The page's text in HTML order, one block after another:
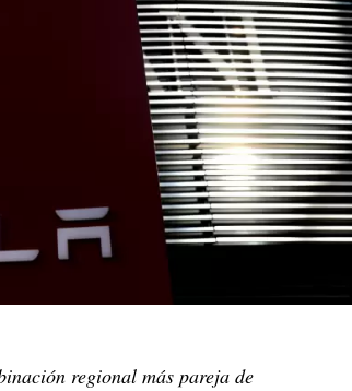
regional más pareja de